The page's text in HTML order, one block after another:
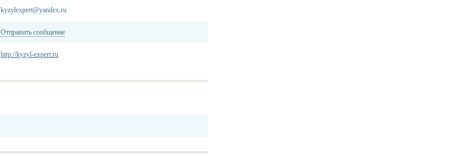
kyzylexpert@yandex.ru
Отправить сообщение
http://kyzyl-expert.ru